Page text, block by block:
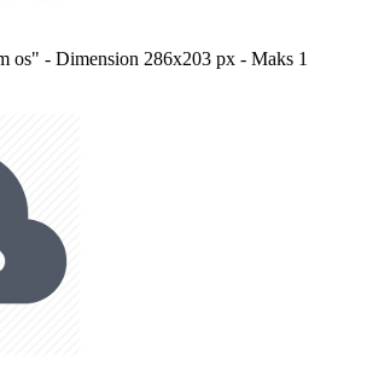
os" - Dimension 286x203 px - Maks 1